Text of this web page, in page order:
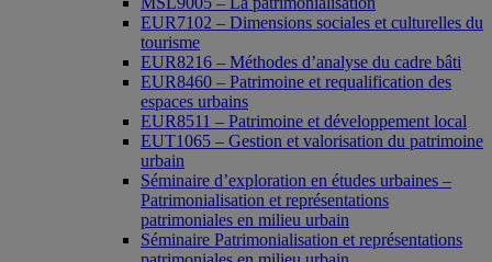
EUR7102 – Dimensions sociales et culturelles du
tourisme
EUR8216 – Méthodes d’analyse du cadre bâti
EUR8460 – Patrimoine et requalification des
espaces urbains
EUR8511 – Patrimoine et développement local
EUT1065 – Gestion et valorisation du patrimoine
urbain
Séminaire d’exploration en études urbaines –
Patrimonialisation et représentations
patrimoniales en milieu urbain
Séminaire Patrimonialisation et représentations